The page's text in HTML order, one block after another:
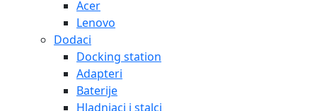
Acer
Lenovo
Dodaci
Docking station
Adapteri
Baterije
Hladnjaci i stalci